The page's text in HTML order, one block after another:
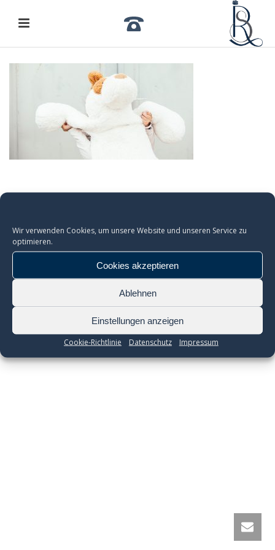
Wir verwenden Cookies, um unsere Website und unseren Service zu
optimieren.
Cookies akzeptieren
Ablehnen
Einstellungen anzeigen
Cookie-Richtlinie Datenschutz Impressum